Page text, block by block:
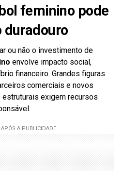
feminino pode
duradouro
ou não o investimento de
envolve impacto social,
financeiro. Grandes figuras
comerciais e novos
exigem recursos